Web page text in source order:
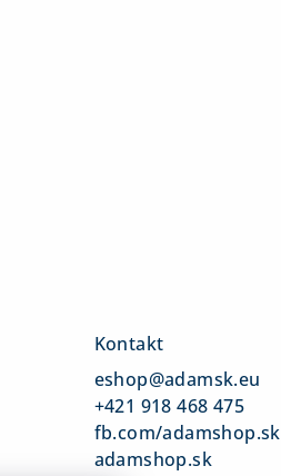
Kontakt
eshop@adamsk.eu
+421 918 468 475
fb.com/adamshop.sk
adamshop.sk